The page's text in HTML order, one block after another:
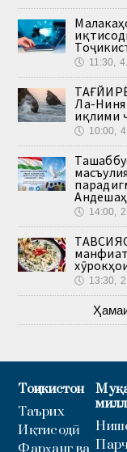
🕔 11:30,
Ла-Ниня
иқлими
🕔 10:00,
🕔 14:00,
🕔 13:30,
Тоҷикистон
Таърих
Иқтисодӣ
Фарҳанг ва